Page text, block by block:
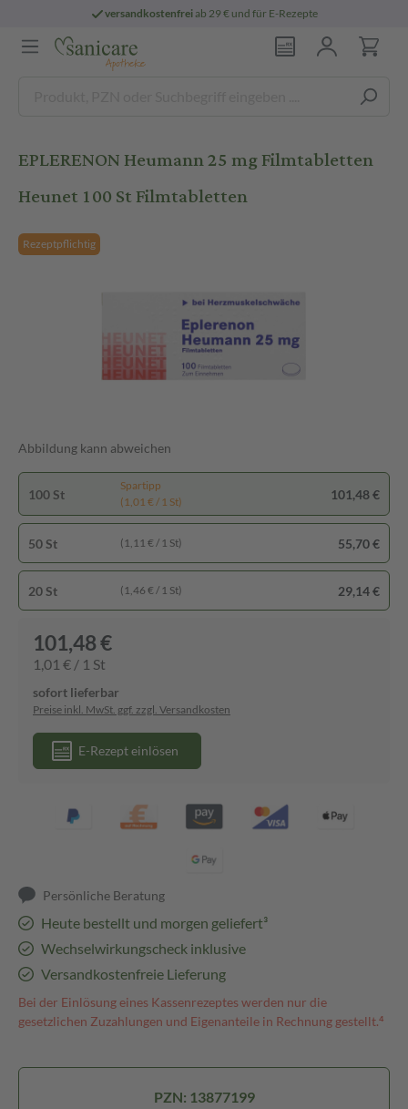
versandkostenfreiab 29 € und für E-Rezepte
EPLERENON Heumann 25 mg Filmtabletten
Heunet 100 St Filmtabletten
Rezeptpflichtig
Abbildung kann abweichen
100 St
Spartipp
(1,01 € / 1 St)
101,48 €
50 St (1,11 € / 1 St) 55,70 €
20 St (1,46 € / 1 St) 29,14 €
101,48 €
1,01 € / 1 St
sofort lieferbar
Preise inkl. MwSt. ggf. zzgl. Versandkosten
E-Rezept einlösen
Persönliche Beratung
Heute bestellt und morgen geliefert³
Wechselwirkungscheck inklusive
Versandkostenfreie Lieferung
Bei der Einlösung eines Kassenrezeptes werden nur die
gesetzlichen Zuzahlungen und Eigenanteile in Rechnung gestellt.⁴
PZN: 13877199